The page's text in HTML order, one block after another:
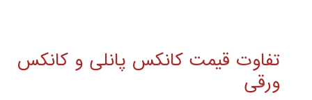
تفاوت قیمت کانکس پانلی و کانکس
ورقی